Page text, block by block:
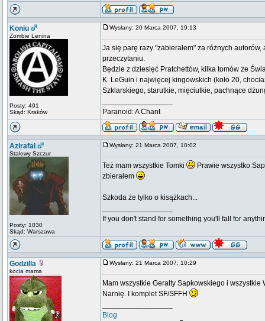
Koniu
Zombie Lenina
Posty: 491
Skąd: Kraków
Wysłany: 20 Marca 2007, 19:13
Ja się parę razy "zabierałem" za różnych
przeczytaniu.
Będzie z dziesięć Pratchettów, kilka tomów ze
K. LeGuin i najwięcej kingowskich (koło 20,
Szklarskiego, starutkie, mięciutkie, pachnące
Paranoid: A Chant
Azirafal
Stalowy Szczur
Posty: 1030
Skąd: Warszawa
Wysłany: 21 Marca 2007, 10:02
Też mam wszystkie Tomki
Prawie wszystko
zbierałem
Szkoda że tylko o kisążkach...
If you don't stand for something you'll fall for
Godzilla
kocia mama
Wysłany: 21 Marca 2007, 10:29
Mam wszystkie Geralty Sapkowskiego i
Narnię. I komplet SF/SFFH
Blog